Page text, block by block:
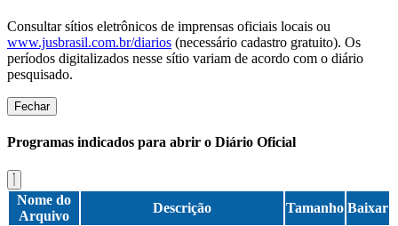
Consultar sítios eletrônicos de imprensas oficiais locais ou
www.jusbrasil.com.br/diarios (necessário cadastro gratuito). Os
períodos digitalizados nesse sítio variam de acordo com o diário
pesquisado.
Fechar
Programas indicados para abrir o Diário Oficial
Nome do
Arquivo
Descrição Tamanho Baixar